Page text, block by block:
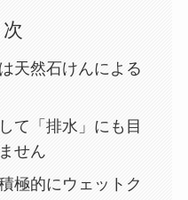
次
天然石けんによる
て「排水」にも目
せん
極的にウェットク